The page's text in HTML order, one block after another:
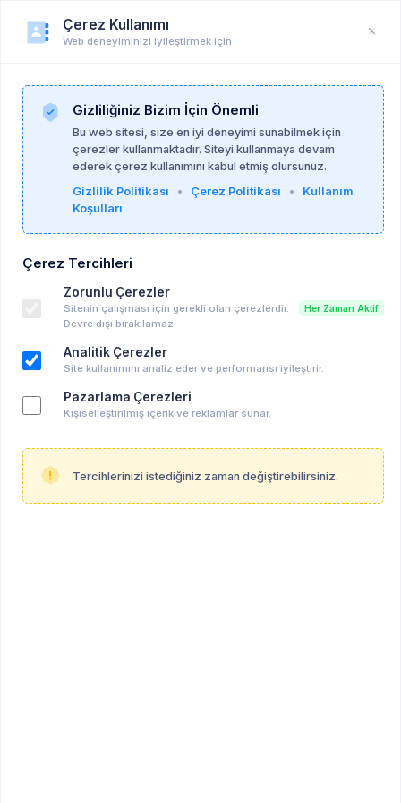
Anasayfa PsikoAlan
uygunücretlipsikoterapi
Etiketi ile ilgili
Duyurular
Ücretli Psikoterapi Hk.
Süpervizyon Kapsamında Uygun Ücretli
Online Psikoterapi
Süpervizyon Kapsamında Sembolik Ücretli
terapi Hizmeti
UYGUN ÜCRETLİ PSİKOLOG ARAYIŞI
Uygun Ücretli Danışan Kontenjanı Hk.
Çerez Kullanımı
Web deneyiminizi iyileştirmek için
Gizliliğiniz Bizim İçin Önemli
Bu web sitesi, size en iyi deneyimi sunabilmek için
çerezler kullanmaktadır. Siteyi kullanmaya devam
ederek çerez kullanımını kabul etmiş olursunuz.
Gizlilik Politikası
• Çerez Politikası •
Kullanım
Koşulları
Çerez Tercihleri
Zorunlu Çerezler
Sitenin çalışması için gerekli olan çerezlerdir.
Devre dışı bırakılamaz.
Her Zaman Aktif
Analitik Çerezler
Site kullanımını analiz eder ve performansı iyileştirir.
Pazarlama Çerezleri
Kişiselleştirilmiş içerik ve reklamlar sunar.
Tercihlerinizi istediğiniz zaman değiştirebilirsiniz.